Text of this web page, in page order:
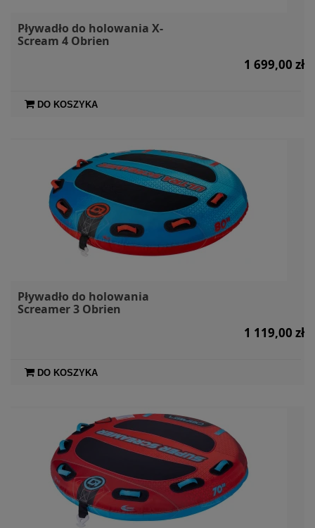
Pływadło do holowania X-
Scream 4 Obrien
1 699,00 zł
DO KOSZYKA
Pływadło do holowania
Screamer 3 Obrien
1 119,00 zł
DO KOSZYKA